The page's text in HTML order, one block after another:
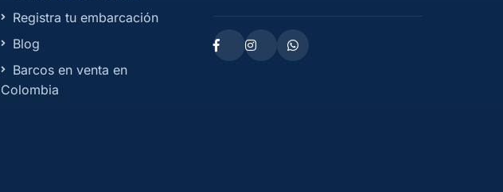
Registra tu embarcación
Blog
Barcos en venta en
Colombia